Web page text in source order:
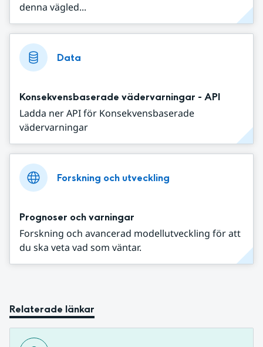
denna vägled...
Data
Konsekvensbaserade vädervarningar - API
Ladda ner API för Konsekvensbaserade
vädervarningar
Forskning och utveckling
Prognoser och varningar
Forskning och avancerad modellutveckling för att
du ska veta vad som väntar.
Relaterade länkar